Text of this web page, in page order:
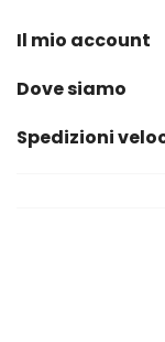
Il mio account
Dove siamo
Spedizioni